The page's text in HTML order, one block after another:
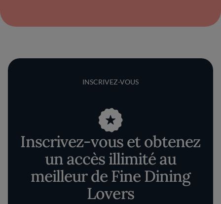
INSCRIVEZ-VOUS
Inscrivez-vous et obtenez
un accès illimité au
meilleur de Fine Dining
Lovers